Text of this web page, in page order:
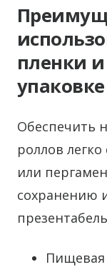
пленки
Обеспечить
роллов
или
сохранению
Пищевая